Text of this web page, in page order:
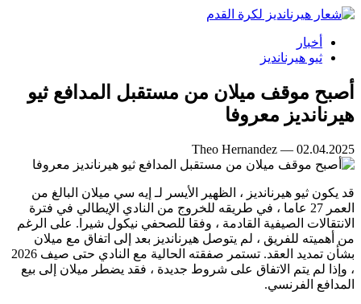
أخبار
ثيو هيرنانديز
أصبح موقف ميلان من مستقبل المدافع ثيو
هيرنانديز معروفا
Theo Hernandez — 02.04.2025
قد يكون ثيو هيرنانديز ، الظهير الأيسر لـ إيه سي ميلان البالغ من
العمر 27 عاما ، في طريقه للخروج من النادي الإيطالي في فترة
الانتقالات الصيفية القادمة ، وفقا للصحفي نيكول شيرا. على الرغم
من أهميته للفريق ، لم يتوصل هيرنانديز بعد إلى اتفاق مع ميلان
بشأن تمديد العقد. تستمر صفقته الحالية مع النادي حتى صيف 2026
، وإذا لم يتم الاتفاق على شروط جديدة ، فقد يضطر ميلان إلى بيع
المدافع الفرنسي.